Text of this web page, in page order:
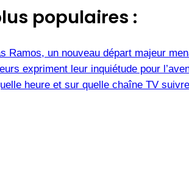
populaires :
Ramos, un nouveau départ majeur
expriment leur inquiétude pour
heure et sur quelle chaîne TV